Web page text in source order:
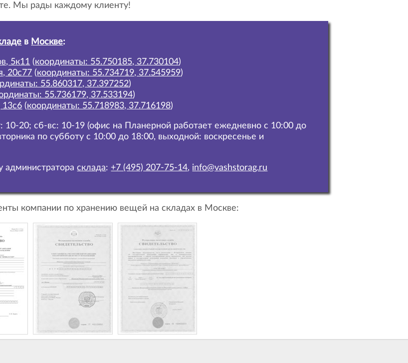
Мы рады каждому клиенту!
в Москве:
5к11 (координаты: 55.750185, 37.730104)
20с77 (координаты: 55.734719, 37.545959)
55.860317, 37.397252)
55.736179, 37.533194)
13с6 (координаты: 55.718983, 37.716198)
10-20; сб-вс: 10-19 (офис на Планерной работает ежедневно с 10:00 до
по субботу с 10:00 до 18:00, выходной: воскресенье и
администраторасклада: +7 (495) 207-75-14, info@vashstorag.ru
компании по хранению вещей на складах в Москве: